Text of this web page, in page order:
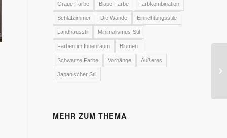
Graue Farbe Blaue Farbe Farbkombination
Schlafzimmer Die Wände Einrichtungsstile
Landhausstil Minimalismus-Stil
Farben im Innenraum Blumen
Schwarze Farbe Vorhänge Äußeres
Japanischer Stil
MEHR ZUM THEMA